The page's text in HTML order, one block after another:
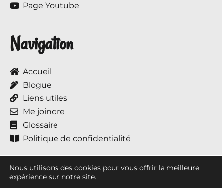
Page Youtube
Navigation
Accueil
Blogue
Liens utiles
Me joindre
Glossaire
Politique de confidentialité
Nous utilisons des cookies pour vous offrir la meilleure
expérience sur notre site.